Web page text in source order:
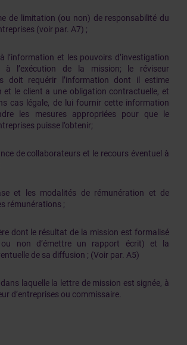
limitation (ou non) de responsabilité du
(voir par. A7) ;
et les pouvoirs d’investigation
à l’exécution de la mission; le réviseur
doit requérir l’information dont il estime
et le client a une obligation contractuelle, et
cas légale, de lui fournir cette information
les mesures appropriées pour que le
puisse l’obtenir;
de collaborateurs et le recours éventuel à
les modalités de rémunération et de
rémunérations ;
dont le résultat de la mission est formalisé
ou non d’émettre un rapport écrit) et la
de sa diffusion ; (Voir par. A5)
laquelle la lettre de mission est signée, à
d’entreprises ou commissaire.